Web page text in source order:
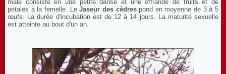
mâle consiste en une petite danse et une offrande de fruits et de
pétales à la femelle. LeJaseur des cèdrespond en moyenne de 3 à 5
œufs. La durée d'incubation est de 12 à 14 jours. La maturité sexuelle
est atteinte au bout d'un an.